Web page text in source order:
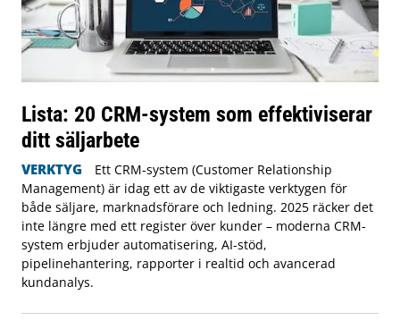
Lista: 20 CRM-system som effektiviserar
ditt säljarbete
VERKTYG
Ett CRM-system (Customer Relationship
Management) är idag ett av de viktigaste verktygen för
både säljare, marknadsförare och ledning. 2025 räcker det
inte längre med ett register över kunder – moderna CRM-
system erbjuder automatisering, AI-stöd,
pipelinehantering, rapporter i realtid och avancerad
kundanalys.